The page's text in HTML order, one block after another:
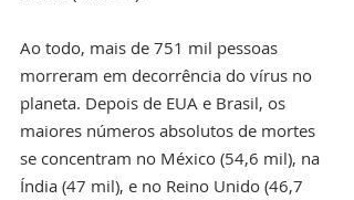
Ao todo, mais de 751 mil pessoas
morreram em decorrência do vírus no
planeta. Depois de EUA e Brasil, os
maiores números absolutos de mortes
se concentram no México (54,6 mil), na
Índia (47 mil), e no Reino Unido (46,7